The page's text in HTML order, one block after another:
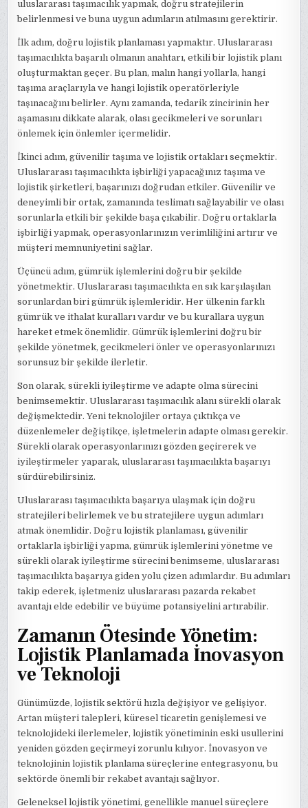
uluslararası taşımacılık yapmak, doğru stratejilerin
belirlenmesi ve buna uygun adımların atılmasını gerektirir.
İlk adım, doğru lojistik planlaması yapmaktır. Uluslararası
taşımacılıkta başarılı olmanın anahtarı, etkili bir lojistik planı
oluşturmaktan geçer. Bu plan, malın hangi yollarla, hangi
taşıma araçlarıyla ve hangi lojistik operatörleriyle
taşınacağını belirler. Aynı zamanda, tedarik zincirinin her
aşamasını dikkate alarak, olası gecikmeleri ve sorunları
önlemek için önlemler içermelidir.
İkinci adım, güvenilir taşıma ve lojistik ortakları seçmektir.
Uluslararası taşımacılıkta işbirliği yapacağınız taşıma ve
lojistik şirketleri, başarınızı doğrudan etkiler. Güvenilir ve
deneyimli bir ortak, zamanında teslimatı sağlayabilir ve olası
sorunlarla etkili bir şekilde başa çıkabilir. Doğru ortaklarla
işbirliği yapmak, operasyonlarınızın verimliliğini artırır ve
müşteri memnuniyetini sağlar.
Üçüncü adım, gümrük işlemlerini doğru bir şekilde
yönetmektir. Uluslararası taşımacılıkta en sık karşılaşılan
sorunlardan biri gümrük işlemleridir. Her ülkenin farklı
gümrük ve ithalat kuralları vardır ve bu kurallara uygun
hareket etmek önemlidir. Gümrük işlemlerini doğru bir
şekilde yönetmek, gecikmeleri önler ve operasyonlarınızı
sorunsuz bir şekilde ilerletir.
Son olarak, sürekli iyileştirme ve adapte olma sürecini
benimsemektir. Uluslararası taşımacılık alanı sürekli olarak
değişmektedir. Yeni teknolojiler ortaya çıktıkça ve
düzenlemeler değiştikçe, işletmelerin adapte olması gerekir.
Sürekli olarak operasyonlarınızı gözden geçirerek ve
iyileştirmeler yaparak, uluslararası taşımacılıkta başarıyı
sürdürebilirsiniz.
Uluslararası taşımacılıkta başarıya ulaşmak için doğru
stratejileri belirlemek ve bu stratejilere uygun adımları
atmak önemlidir. Doğru lojistik planlaması, güvenilir
ortaklarla işbirliği yapma, gümrük işlemlerini yönetme ve
sürekli olarak iyileştirme sürecini benimseme, uluslararası
taşımacılıkta başarıya giden yolu çizen adımlardır. Bu adımları
takip ederek, işletmeniz uluslararası pazarda rekabet
avantajı elde edebilir ve büyüme potansiyelini artırabilir.
Zamanın Ötesinde Yönetim:
Lojistik Planlamada İnovasyon
ve Teknoloji
Günümüzde, lojistik sektörü hızla değişiyor ve gelişiyor.
Artan müşteri talepleri, küresel ticaretin genişlemesi ve
teknolojideki ilerlemeler, lojistik yönetiminin eski usullerini
yeniden gözden geçirmeyi zorunlu kılıyor. İnovasyon ve
teknolojinin lojistik planlama süreçlerine entegrasyonu, bu
sektörde önemli bir rekabet avantajı sağlıyor.
Geleneksel lojistik yönetimi, genellikle manuel süreçlere